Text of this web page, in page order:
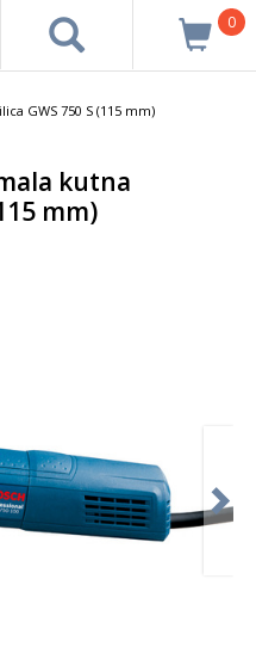
0
GWS 750 S (115 mm)
kutna
mm)